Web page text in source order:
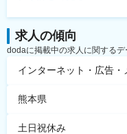
求人の傾向
dodaに掲載中の求人に関するデ
インターネット・広告・
熊本県
土日祝休み